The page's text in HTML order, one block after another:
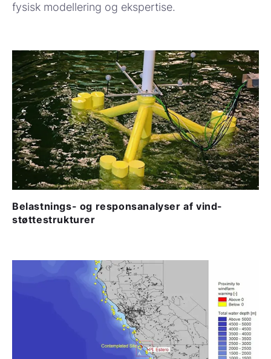
fysisk modellering og ekspertise.
Belastnings- og responsanalyser af vind-
støttestrukturer